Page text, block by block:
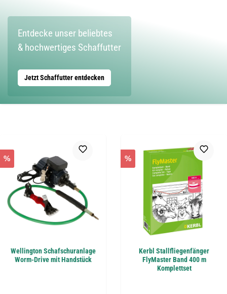
Entdecke unser beliebtes
& hochwertiges Schaffutter
Jetzt Schaffutter entdecken
%
Wellington Schafschuranlage
Worm-Drive mit Handstück
%
Kerbl Stallfliegenfänger
FlyMaster Band 400 m
Komplettset